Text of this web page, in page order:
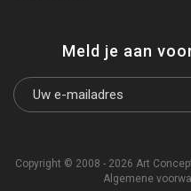
Meld je aan
Copyright © 2008 - 2026 Art
Algemene